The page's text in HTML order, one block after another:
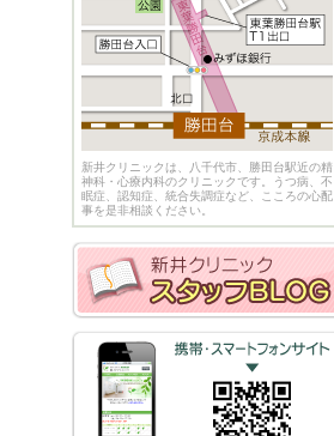
新井クリニックは、八千代市、勝田台駅近の精
神科・心療内科のクリニックです。うつ病、不
眠症、認知症、統合失調症など、こころの心配
事を是非相談ください。